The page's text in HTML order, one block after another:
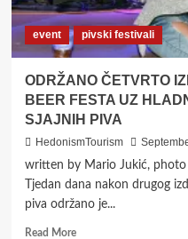
event pivski festivali
ODRŽANO ČETVRTO
BEER FESTA UZ
SJAJNIH PIVA
HedonismTourism
written by Mario Jukić,
Tjedan dana nakon drugog
piva održano je...
Read MoreRead